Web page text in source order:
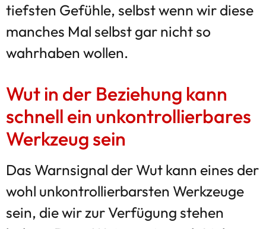
tiefsten Gefühle, selbst wenn wir diese
manches Mal selbst gar nicht so
wahrhaben wollen.
Wut in der Beziehung kann
schnell ein unkontrollierbares
Werkzeug sein
Das Warnsignal der Wut kann eines der
wohl unkontrollierbarsten Werkzeuge
sein, die wir zur Verfügung stehen